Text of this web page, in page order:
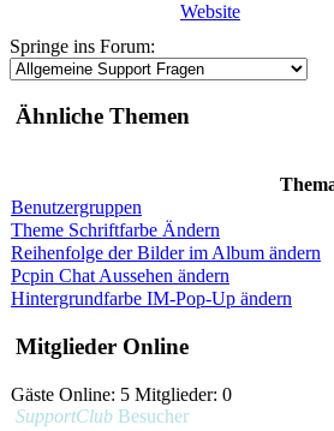
Website
Springe ins Forum:
Ähnliche Themen
Benutzergruppen
Theme Schriftfarbe Ändern
Reihenfolge der Bilder im Album ändern
Pcpin Chat Aussehen ändern
Hintergrundfarbe IM-Pop-Up ändern
Mitglieder Online
Gäste Online: 5 Mitglieder: 0
SupportClub Besucher